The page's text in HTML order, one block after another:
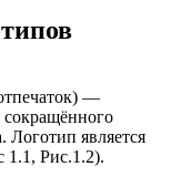
—
сокращённого
Логотип является
1.1, Рис.1.2).